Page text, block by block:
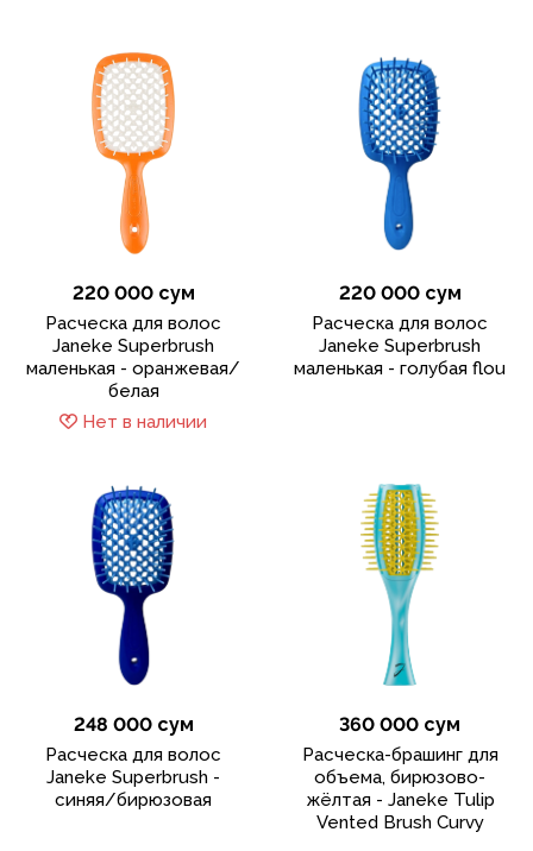
220 000 сум
Расческа для волос
Janeke Superbrush
маленькая - оранжевая/
белая
Нет в наличии
220 000 сум
Расческа для волос
Janeke Superbrush
маленькая - голубая flou
248 000 сум
Расческа для волос
Janeke Superbrush -
синяя/бирюзовая
360 000 сум
Расческа-брашинг для
объема, бирюзово-
жёлтая - Janeke Tulip
Vented Brush Curvy